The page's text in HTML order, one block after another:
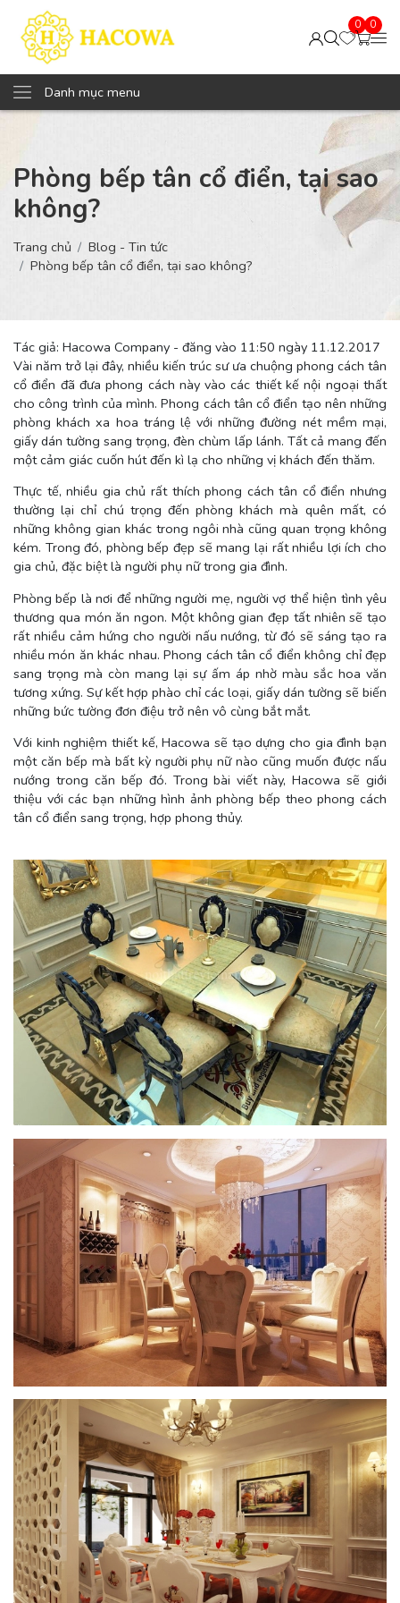
0 0
Danh mục menu
Phòng bếp tân cổ điển, tại sao
không?
Trang chủ
Blog - Tin tức
Phòng bếp tân cổ điển, tại sao không?
Tác giả: Hacowa Company - đăng vào 11:50 ngày 11.12.2017
Vài năm trở lại đây, nhiều kiến trúc sư ưa chuộng phong cách tân
cổ điển đã đưa phong cách này vào các thiết kế nội ngoại thất
cho công trình của mình. Phong cách tân cổ điển tạo nên những
phòng khách xa hoa tráng lệ với những đường nét mềm mại,
giấy dán tường sang trọng, đèn chùm lấp lánh. Tất cả mang đến
một cảm giác cuốn hút đến kì lạ cho những vị khách đến thăm.
Thực tế, nhiều gia chủ rất thích phong cách tân cổ điển nhưng
thường lại chỉ chú trọng đến phòng khách mà quên mất, có
những không gian khác trong ngôi nhà cũng quan trọng không
kém. Trong đó, phòng bếp đẹp sẽ mang lại rất nhiều lợi ích cho
gia chủ, đặc biệt là người phụ nữ trong gia đình.
Phòng bếp là nơi để những người mẹ, người vợ thể hiện tình yêu
thương qua món ăn ngon. Một không gian đẹp tất nhiên sẽ tạo
rất nhiều cảm hứng cho người nấu nướng, từ đó sẽ sáng tạo ra
nhiều món ăn khác nhau. Phong cách tân cổ điển không chỉ đẹp
sang trọng mà còn mang lại sự ấm áp nhờ màu sắc hoa văn
tương xứng. Sự kết hợp phào chỉ các loại, giấy dán tường sẽ biến
những bức tường đơn điệu trở nên vô cùng bắt mắt.
Với kinh nghiệm thiết kế, Hacowa sẽ tạo dựng cho gia đình bạn
một căn bếp mà bất kỳ người phụ nữ nào cũng muốn được nấu
nướng trong căn bếp đó. Trong bài viết này, Hacowa sẽ giới
thiệu với các bạn những hình ảnh phòng bếp theo phong cách
tân cổ điển sang trọng, hợp phong thủy.